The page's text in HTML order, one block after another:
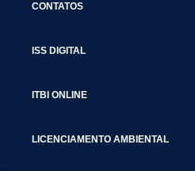
CONTATOS
ISS DIGITAL
ITBI ONLINE
LICENCIAMENTO AMBIENTAL